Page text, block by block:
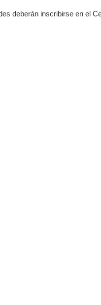
deberán inscribirse en el